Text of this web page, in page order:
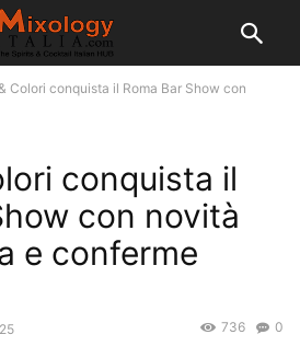
Colori conquista il Roma Bar Show con
conquista il
con novità
e conferme
0
736